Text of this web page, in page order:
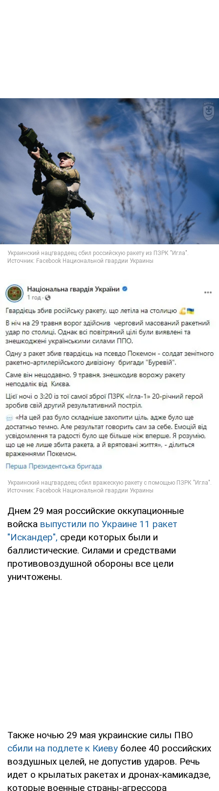
Днем 29 мая российские оккупационные
войска выпустили по Украине 11 ракет
"Искандер", среди которых были и
баллистические. Силами и средствами
противовоздушной обороны все цели
уничтожены.
Также ночью 29 мая украинские силы ПВО
сбили на подлете к Киеву более 40 российских
воздушных целей, не допустив ударов. Речь
идет о крылатых ракетах и дронах-камикадзе,
которые военные страны-агрессора